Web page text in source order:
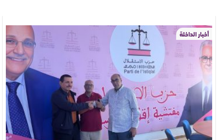
أخبار الداخلة